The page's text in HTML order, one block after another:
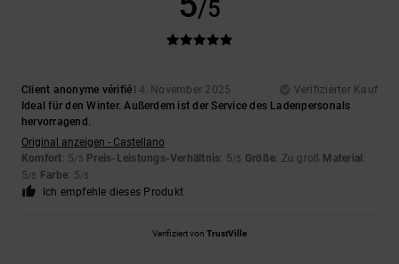
/5
Client anonyme vérifié14. November 2025
Verifizierter Kauf
Ideal für den Winter. Außerdem ist der Service des Ladenpersonals
hervorragend.
Original anzeigen - Castellano
Komfort: 5/5 Preis-Leistungs-Verhältnis: 5/5 Größe: Zu groß Material :
5/5 Farbe: 5/5
Ich empfehle dieses Produkt
Verifiziert von TrustVille